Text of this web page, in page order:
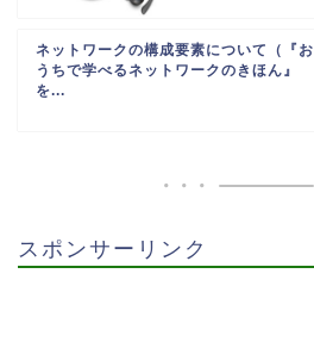
ネットワークの構成要素について（『お
うちで学べるネットワークのきほん』
を...
スポンサーリンク